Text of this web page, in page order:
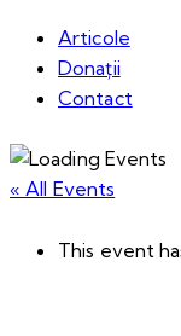
Articole
Donații
Contact
« All Events
This event